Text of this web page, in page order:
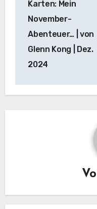
Karten: Mein
November-
Abenteuer… | von
Glenn Kong | Dez.
2024